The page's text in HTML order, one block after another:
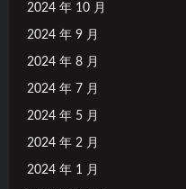
2024 年 10 月
2024 年 9 月
2024 年 8 月
2024 年 7 月
2024 年 5 月
2024 年 2 月
2024 年 1 月